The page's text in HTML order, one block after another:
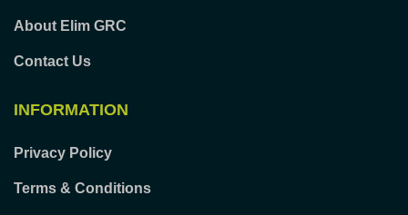
About Elim GRC
Contact Us
INFORMATION
Privacy Policy
Terms & Conditions